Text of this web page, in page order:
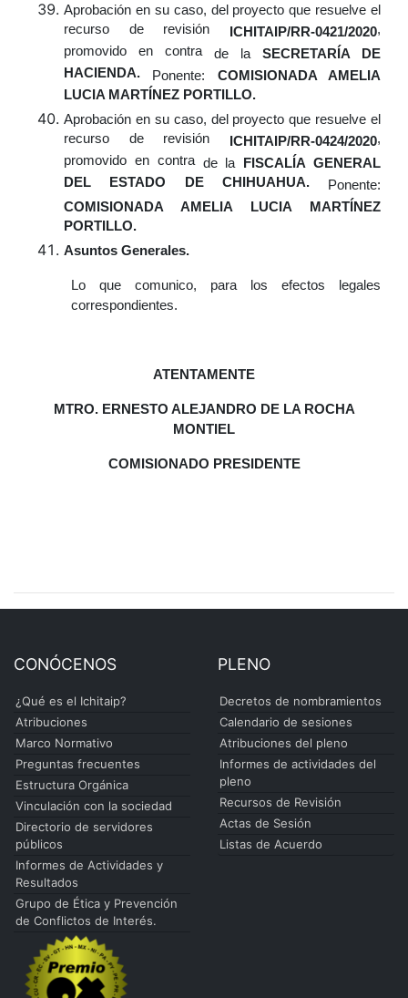
Aprobación en su caso, del proyecto que resuelve el
recurso de revisión ICHITAIP/RR-0421/2020,
promovido en contra
de la SECRETARÍA DE
HACIENDA. Ponente: COMISIONADA AMELIA
LUCIA MARTÍNEZ PORTILLO.
Aprobación en su caso, del proyecto que resuelve el
recurso de revisión ICHITAIP/RR-0424/2020,
promovido en contra de la FISCALÍA GENERAL
DEL ESTADO DE CHIHUAHUA.Ponente:
COMISIONADA AMELIA LUCIA MARTÍNEZ
PORTILLO.
Asuntos Generales.
Lo que comunico, para los efectos legales
correspondientes.
ATENTAMENTE
MTRO. ERNESTO ALEJANDRO DE LA ROCHA
MONTIEL
COMISIONADO PRESIDENTE
CONÓCENOS
¿Qué es el Ichitaip?
Atribuciones
Marco Normativo
Preguntas frecuentes
Estructura Orgánica
Vinculación con la sociedad
Directorio de servidores
públicos
Informes de Actividades y
Resultados
Grupo de Ética y Prevención
de Conflictos de Interés.
PLENO
Decretos de nombramientos
Calendario de sesiones
Atribuciones del pleno
Informes de actividades del
pleno
Recursos de Revisión
Actas de Sesión
Listas de Acuerdo